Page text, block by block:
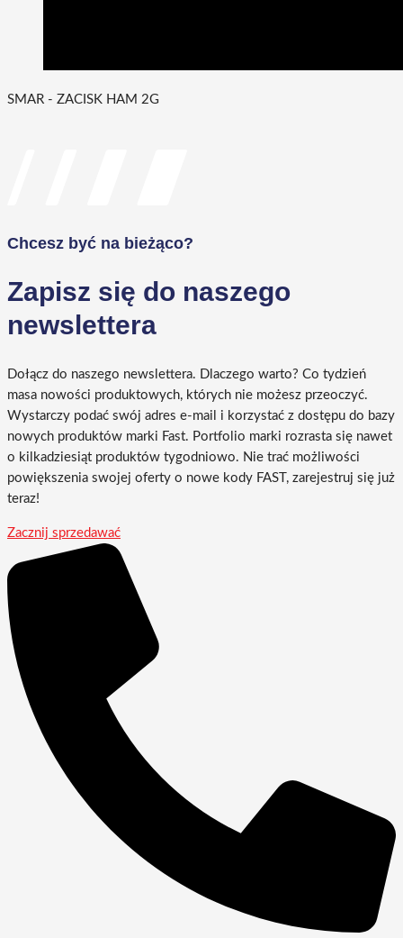
SMAR - ZACISK HAM 2G
Chcesz być na bieżąco?
Zapisz się do naszego
newslettera
Dołącz do naszego newslettera. Dlaczego warto? Co tydzień
masa nowości produktowych, których nie możesz przeoczyć.
Wystarczy podać swój adres e-mail i korzystać z dostępu do bazy
nowych produktów marki Fast. Portfolio marki rozrasta się nawet
o kilkadziesiąt produktów tygodniowo. Nie trać możliwości
powiększenia swojej oferty o nowe kody FAST, zarejestruj się już
teraz!
Zacznij sprzedawać